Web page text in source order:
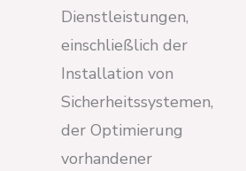
Dienstleistungen,
einschließlich der
Installation von
Sicherheitssystemen,
der Optimierung
vorhandener